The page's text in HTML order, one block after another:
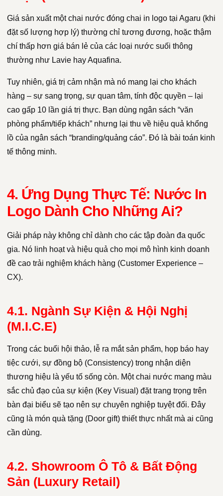
Giá sản xuất một chai nước đóng chai in logo tại Agaru (khi
đặt số lượng hợp lý) thường chỉ tương đương, hoặc thậm
chí thấp hơn giá bán lẻ của các loại nước suối thông
thường như Lavie hay Aquafina.
Tuy nhiên, giá trị cảm nhận mà nó mang lại cho khách
hàng – sự sang trọng, sự quan tâm, tính độc quyền – lại
cao gấp 10 lần giá trị thực. Bạn dùng ngân sách “văn
phòng phẩm/tiếp khách” nhưng lại thu về hiệu quả khổng
lồ của ngân sách “branding/quảng cáo”. Đó là bài toán kinh
tế thông minh.
4. Ứng Dụng Thực Tế: Nước In
Logo Dành Cho Những Ai?
Giải pháp này không chỉ dành cho các tập đoàn đa quốc
gia. Nó linh hoạt và hiệu quả cho mọi mô hình kinh doanh
đề cao trải nghiệm khách hàng (Customer Experience –
CX).
4.1. Ngành Sự Kiện & Hội Nghị
(M.I.C.E)
Trong các buổi hội thảo, lễ ra mắt sản phẩm, họp báo hay
tiệc cưới, sự đồng bộ (Consistency) trong nhận diện
thương hiệu là yếu tố sống còn. Một chai nước mang màu
sắc chủ đạo của sự kiện (Key Visual) đặt trang trọng trên
bàn đại biểu sẽ tạo nên sự chuyên nghiệp tuyệt đối. Đây
cũng là món quà tặng (Door gift) thiết thực nhất mà ai cũng
cần dùng.
4.2. Showroom Ô Tô & Bất Động
Sản (Luxury Retail)